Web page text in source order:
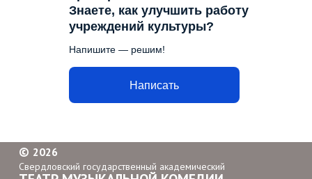
Знаете, как улучшить работу
учреждений культуры?
Напишите — решим!
Написать
© 2026
Свердловский государственный академический